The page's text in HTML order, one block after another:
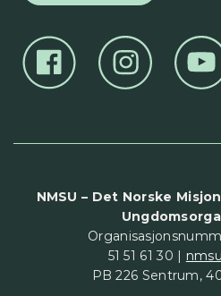
NMSU – Det Norske
51 51 61 30 |
PB 226 Sentrum,